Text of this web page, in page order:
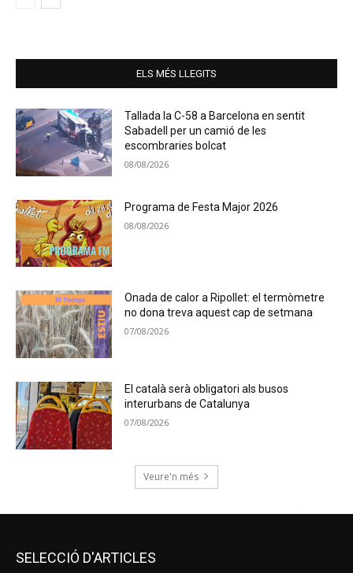
ELS MÉS LLEGITS
Tallada la C-58 a Barcelona en sentit
Sabadell per un camió de les
escombraries bolcat
08/08/2026
Programa de Festa Major 2026
08/08/2026
Onada de calor a Ripollet: el termòmetre
no dona treva aquest cap de setmana
07/08/2026
El català serà obligatori als busos
interurbans de Catalunya
07/08/2026
Veure'n més
SELECCIÓ D'ARTICLES